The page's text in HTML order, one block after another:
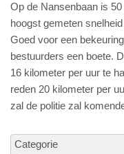
Op de Nansenbaan is
hoogst gemeten
Goed voor een
bestuurders een boete.
16 kilometer per uur te
reden 20 kilometer per
zal de politie zal
Categorie